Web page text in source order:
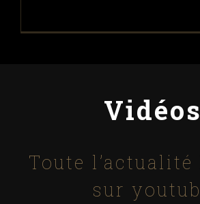
Vidéos
Toute
sur